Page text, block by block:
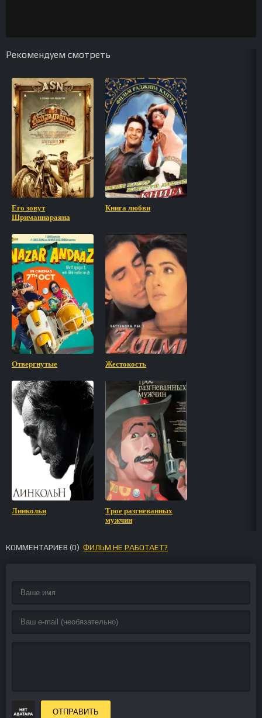
Рекомендуем смотреть
Его зовут
Шриманнараяна
Книга любви
Отвергнутые Жестокость
Линкольн
Трое разгневанных
мужчин
КОММЕНТАРИЕВ (0) ФИЛЬМ НЕ РАБОТАЕТ?
ОТПРАВИТЬ